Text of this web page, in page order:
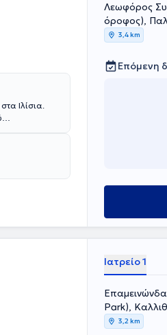
Ιλίσια.
της
του
Λεωφόρος
όροφος),
3,4 km
Επόμενη
Ιατρείο 1
Park),
3,2 km